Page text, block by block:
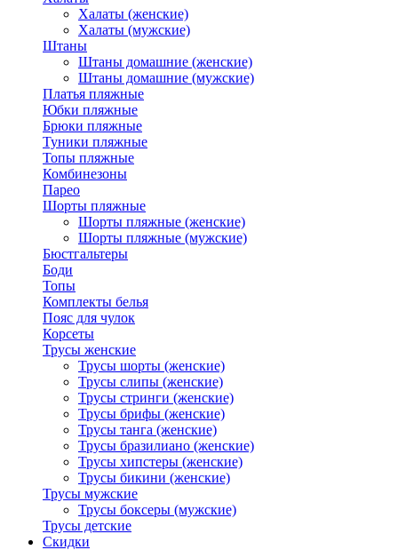
Халаты (женские)
Халаты (мужские)
Штаны
Штаны домашние (женские)
Штаны домашние (мужские)
Платья пляжные
Юбки пляжные
Брюки пляжные
Туники пляжные
Топы пляжные
Комбинезоны
Парео
Шорты пляжные
Шорты пляжные (женские)
Шорты пляжные (мужские)
Бюстгальтеры
Боди
Топы
Комплекты белья
Пояс для чулок
Корсеты
Трусы женские
Трусы шорты (женские)
Трусы слипы (женские)
Трусы стринги (женские)
Трусы брифы (женские)
Трусы танга (женские)
Трусы бразилиано (женские)
Трусы хипстеры (женские)
Трусы бикини (женские)
Трусы мужские
Трусы боксеры (мужские)
Трусы детские
Скидки